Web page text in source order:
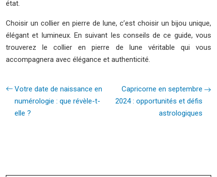
état.
Choisir un collier en pierre de lune, c’est choisir un bijou unique,
élégant et lumineux. En suivant les conseils de ce guide, vous
trouverez le collier en pierre de lune véritable qui vous
accompagnera avec élégance et authenticité.
Votre date de naissance en
numérologie : que révèle-t-
elle ?
Capricorne en septembre
2024 : opportunités et défis
astrologiques